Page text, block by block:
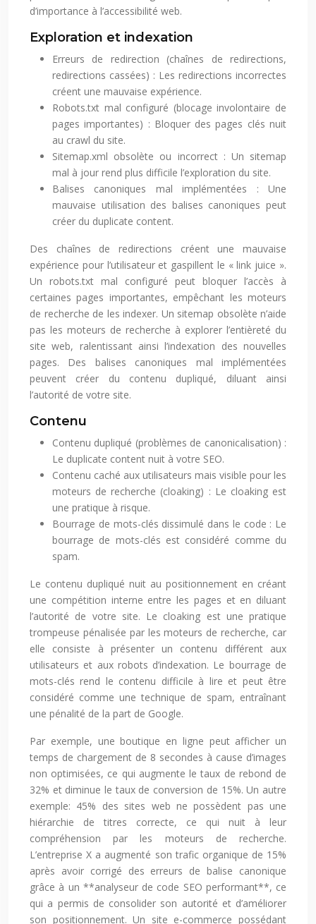
d’importance à l’accessibilité web.
Exploration et indexation
Erreurs de redirection (chaînes de redirections,
redirections cassées) : Les redirections incorrectes
créent une mauvaise expérience.
Robots.txt mal configuré (blocage involontaire de
pages importantes) : Bloquer des pages clés nuit
au crawl du site.
Sitemap.xml obsolète ou incorrect : Un sitemap
mal à jour rend plus difficile l’exploration du site.
Balises canoniques mal implémentées : Une
mauvaise utilisation des balises canoniques peut
créer du duplicate content.
Des chaînes de redirections créent une mauvaise
expérience pour l’utilisateur et gaspillent le « link juice ».
Un robots.txt mal configuré peut bloquer l’accès à
certaines pages importantes, empêchant les moteurs
de recherche de les indexer. Un sitemap obsolète n’aide
pas les moteurs de recherche à explorer l’entièreté du
site web, ralentissant ainsi l’indexation des nouvelles
pages. Des balises canoniques mal implémentées
peuvent créer du contenu dupliqué, diluant ainsi
l’autorité de votre site.
Contenu
Contenu dupliqué (problèmes de canonicalisation) :
Le duplicate content nuit à votre SEO.
Contenu caché aux utilisateurs mais visible pour les
moteurs de recherche (cloaking) : Le cloaking est
une pratique à risque.
Bourrage de mots-clés dissimulé dans le code : Le
bourrage de mots-clés est considéré comme du
spam.
Le contenu dupliqué nuit au positionnement en créant
une compétition interne entre les pages et en diluant
l’autorité de votre site. Le cloaking est une pratique
trompeuse pénalisée par les moteurs de recherche, car
elle consiste à présenter un contenu différent aux
utilisateurs et aux robots d’indexation. Le bourrage de
mots-clés rend le contenu difficile à lire et peut être
considéré comme une technique de spam, entraînant
une pénalité de la part de Google.
Par exemple, une boutique en ligne peut afficher un
temps de chargement de 8 secondes à cause d’images
non optimisées, ce qui augmente le taux de rebond de
32% et diminue le taux de conversion de 15%. Un autre
exemple: 45% des sites web ne possèdent pas une
hiérarchie de titres correcte, ce qui nuit à leur
compréhension par les moteurs de recherche.
L’entreprise X a augmenté son trafic organique de 15%
après avoir corrigé des erreurs de balise canonique
grâce à un **analyseur de code SEO performant**, ce
qui a permis de consolider son autorité et d’améliorer
son positionnement. Un site e-commerce possédant